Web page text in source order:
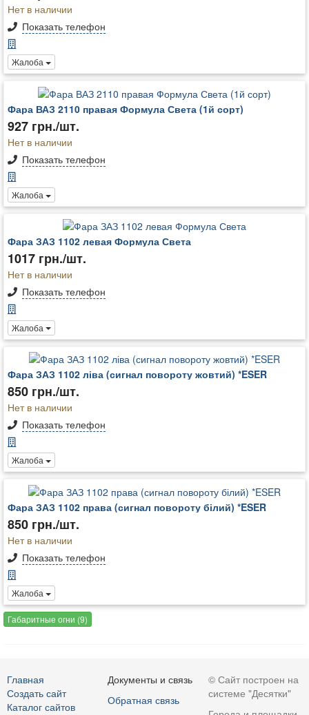
Нет в наличии
Показать телефон
Жалоба
Фара ВАЗ 2110 правая Формула Света (1й сорт)
927 грн./шт.
Нет в наличии
Показать телефон
Жалоба
Фара ЗАЗ 1102 левая Формула Света
1017 грн./шт.
Нет в наличии
Показать телефон
Жалоба
Фара ЗАЗ 1102 ліва (сигнал повороту жовтий) *ESER
850 грн./шт.
Нет в наличии
Показать телефон
Жалоба
Фара ЗАЗ 1102 права (сигнал повороту білий) *ESER
850 грн./шт.
Нет в наличии
Показать телефон
Жалоба
Габаритные огни (9)
Главная
Создать сайт
Каталог сайтов
Документы и связь
Обратная связь
© Сайт построен на
системе "Десятки"